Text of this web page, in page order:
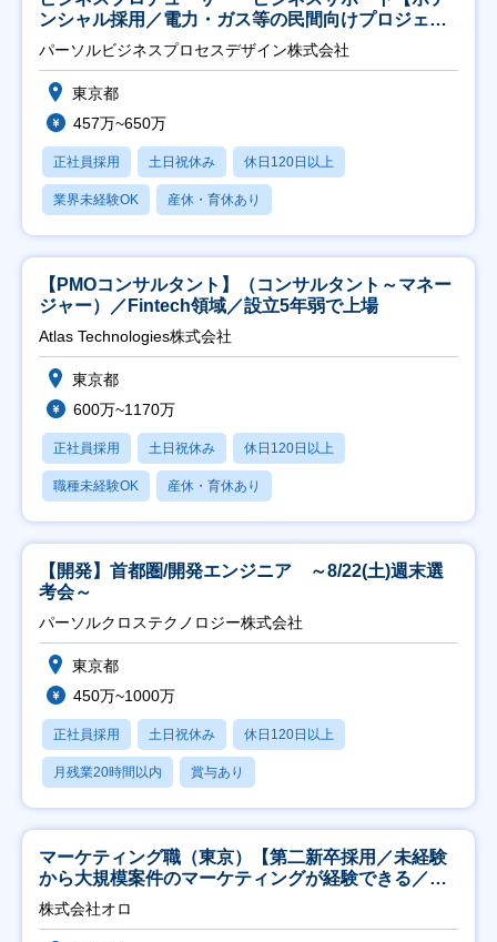
ンシャル採用／電力・ガス等の民間向けプロジェク
ト推進】
パーソルビジネスプロセスデザイン株式会社
東京都
457万~650万
正社員採用 土日祝休み 休日120日以上
業界未経験OK 産休・育休あり
【PMOコンサルタント】（コンサルタント～マネー
ジャー）／Fintech領域／設立5年弱で上場
Atlas Technologies株式会社
東京都
600万~1170万
正社員採用 土日祝休み 休日120日以上
職種未経験OK 産休・育休あり
【開発】首都圏/開発エンジニア ～8/22(土)週末選
考会～
パーソルクロステクノロジー株式会社
東京都
450万~1000万
正社員採用 土日祝休み 休日120日以上
月残業20時間以内 賞与あり
マーケティング職（東京）【第二新卒採用／未経験
から大規模案件のマーケティングが経験できる／研
修充実】
株式会社オロ